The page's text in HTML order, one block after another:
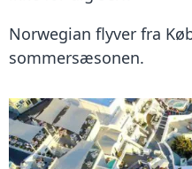
Norwegian flyver fra
sommersæsonen.